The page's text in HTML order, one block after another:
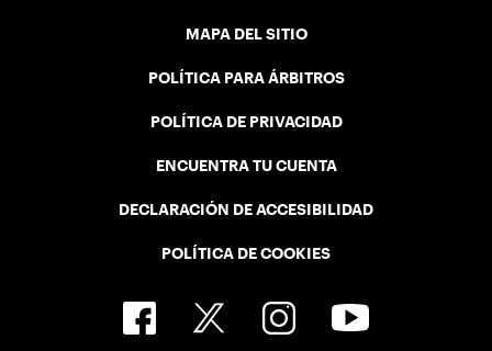
MAPA DEL SITIO
POLÍTICA PARA ÁRBITROS
POLÍTICA DE PRIVACIDAD
ENCUENTRA TU CUENTA
DECLARACIÓN DE ACCESIBILIDAD
POLÍTICA DE COOKIES